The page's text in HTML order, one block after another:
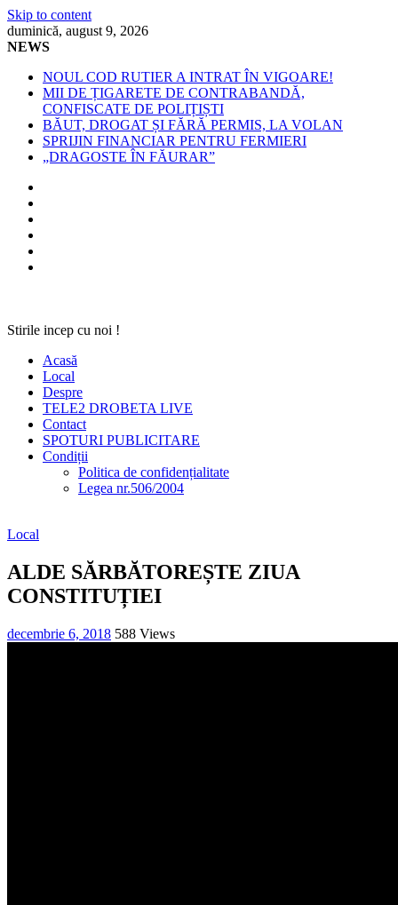
Skip to content
duminică, august 9, 2026
NEWS
NOUL COD RUTIER A INTRAT ÎN VIGOARE!
MII DE ȚIGARETE DE CONTRABANDĂ,
CONFISCATE DE POLIȚIȘTI
BĂUT, DROGAT ȘI FĂRĂ PERMIS, LA VOLAN
SPRIJIN FINANCIAR PENTRU FERMIERI
„DRAGOSTE ÎN FĂURAR”
Stirile incep cu noi !
Acasă
Local
Despre
TELE2 DROBETA LIVE
Contact
SPOTURI PUBLICITARE
Condiții
Politica de confidențialitate
Legea nr.506/2004
Local
ALDE SĂRBĂTOREȘTE ZIUA
CONSTITUȚIEI
decembrie 6, 2018 588 Views